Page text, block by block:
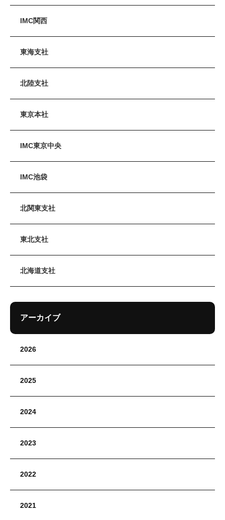
IMC関西
東海支社
北陸支社
東京本社
IMC東京中央
IMC池袋
北関東支社
東北支社
北海道支社
アーカイブ
2026
2025
2024
2023
2022
2021